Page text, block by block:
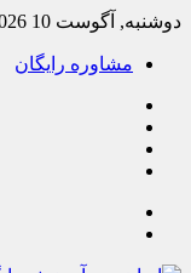
دوشنبه, آگوست 10 2026
مشاوره رایگان